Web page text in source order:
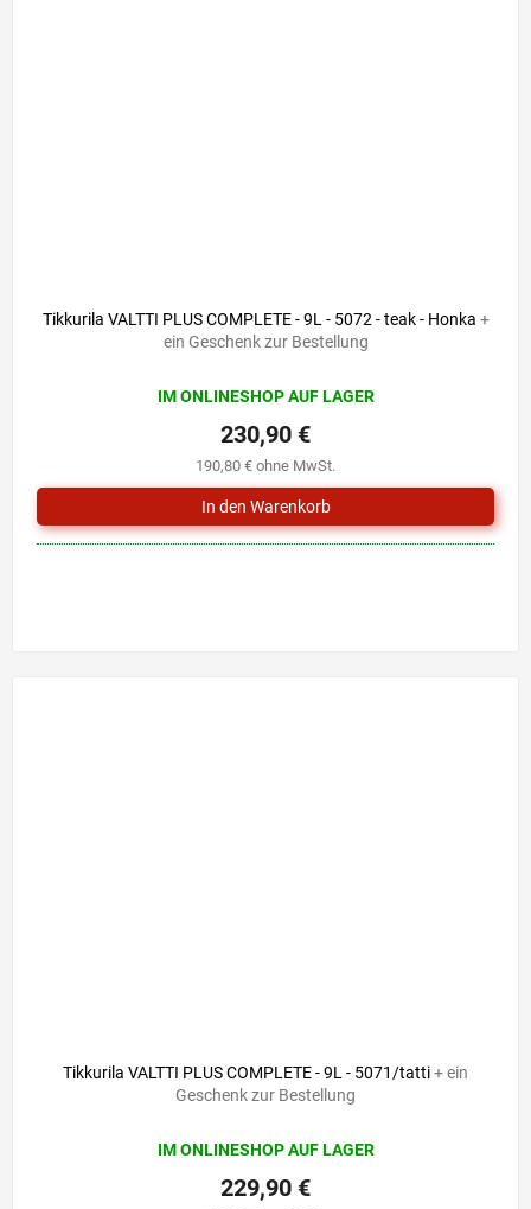
Tikkurila VALTTI PLUS COMPLETE - 9L - 5072 - teak - Honka +
ein Geschenk zur Bestellung
IM ONLINESHOP AUF LAGER
190,80 € ohne MwSt.
230,90 €
Tikkurila VALTTI PLUS COMPLETE - 9L - 5071/tatti+ ein
Geschenk zur Bestellung
IM ONLINESHOP AUF LAGER
229,90 €